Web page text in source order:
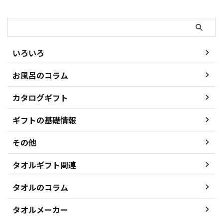
いろいろ
お風呂のコラム
カタログギフト
ギフトの基礎情報
その他
タオルギフト関連
タオルのコラム
タオルメーカー